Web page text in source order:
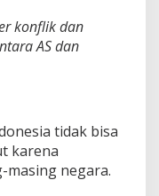
konflik dan
AS dan
tidak bisa
karena
masing negara.